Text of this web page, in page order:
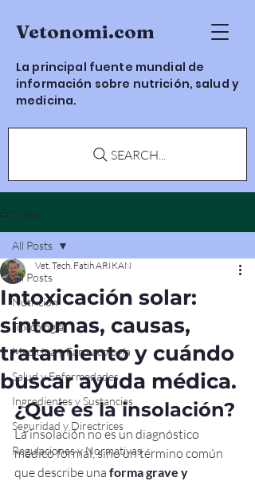
Vetonomi.com
La principal fuente mundial de
información sobre nutrición, salud y
medicina.
SEARCH...
Entrada
All Posts
Nutrición
Toxicología
Medicina y Farmacología
Salud y Enfermedades
Ingredientes y Sustancias
Seguridad y Directrices
Regulaciones y Normativas
All Posts
Intoxicación solar:
síntomas, causas,
tratamiento y cuándo
buscar ayuda médica.
Vet. Tech. Fatih ARIKAN
¿Qué es la insolación?
La insolación no es un diagnóstico
médico formal, sino un término común
que describe una forma grave y